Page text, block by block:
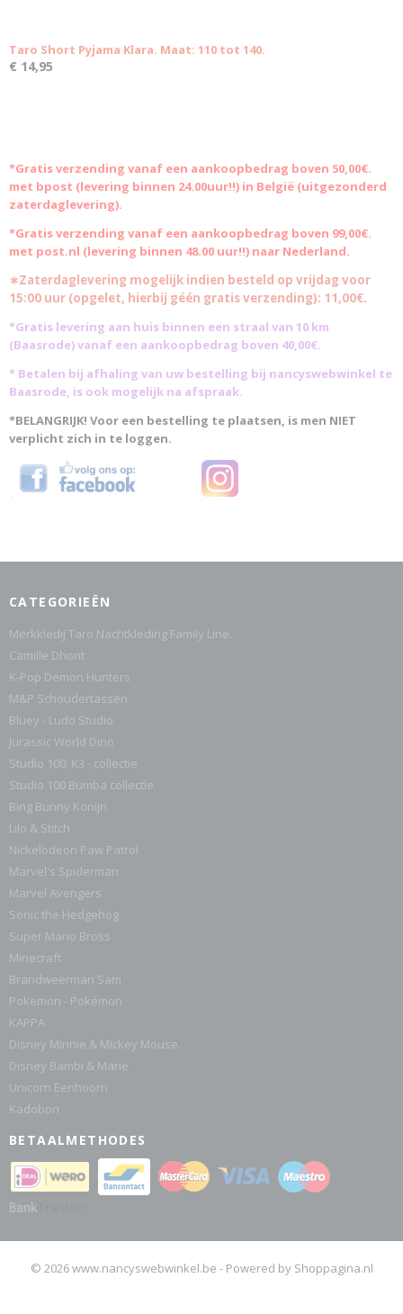
Taro Short Pyjama Klara. Maat: 110 tot 140.
€ 14,95
*Gratisverzending vanaf een aankoopbedrag boven 50,00€.
met bpost (levering binnen 24.00uur!!) in België (uitgezonderd
zaterdaglevering).
*Gratis verzending vanaf een aankoopbedrag boven 99,00€.
met post.nl (levering binnen 48.00 uur!!) naar Nederland.
∗Zaterdaglevering mogelijk indien besteld op vrijdag voor
15:00 uur (opgelet, hierbij géén gratis verzending): 11,00€.
*Gratis levering aan huis binnen een straal van 10 km
(Baasrode)vanaf een aankoopbedrag boven 40,00€.
* Betalen bij afhaling van uw bestelling bij nancyswebwinkel te
Baasrode, is ook mogelijk na afspraak.
*BELANGRIJK! Voor een bestelling te plaatsen, is men NIET
verplicht zich in te loggen.
CATEGORIEËN
Merkkledij Taro Nachtkleding Family Line.
Camille Dhont
K-Pop Demon Hunters
M&P Schoudertassen
Bluey - Ludo Studio
Jurassic World Dino
Studio 100: K3 - collectie
Studio 100 Bumba collectie.
Bing Bunny Konijn
Lilo & Stitch
Nickelodeon Paw Patrol
Marvel's Spiderman
Marvel Avengers
Sonic the Hedgehog
Super Mario Bross
Minecraft
Brandweerman Sam
Pokemon - Pokémon
KAPPA
Disney Minnie & Mickey Mouse.
Disney Bambi & Marie
Unicorn Eenhoorn
Kadobon
BETAALMETHODES
© 2026 www.nancyswebwinkel.be - Powered by Shoppagina.nl